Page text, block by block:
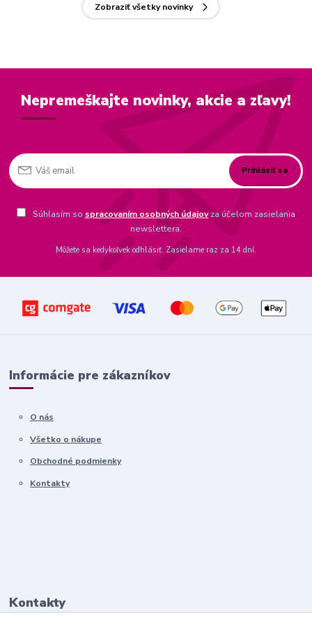
Zobraziť všetky novinky
Nepremeškajte novinky, akcie a zľavy!
Prihlásiť sa
Súhlasím so spracovaním osobných údajovza účelom zasielania
newslettera.
Môžete sa kedykoľvek odhlásiť. Zasielame raz za 14 dní.
Informácie pre zákazníkov
O nás
Všetko o nákupe
Obchodné podmienky
Kontakty
Kontakty